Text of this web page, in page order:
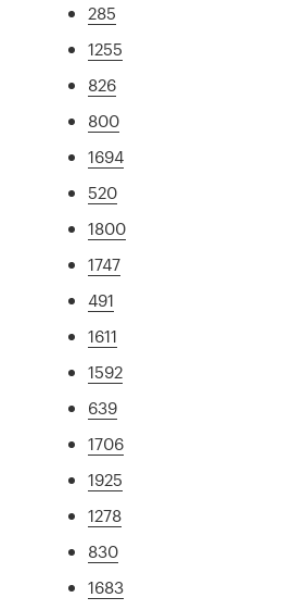
285
1255
826
800
1694
520
1800
1747
491
1611
1592
639
1706
1925
1278
830
1683